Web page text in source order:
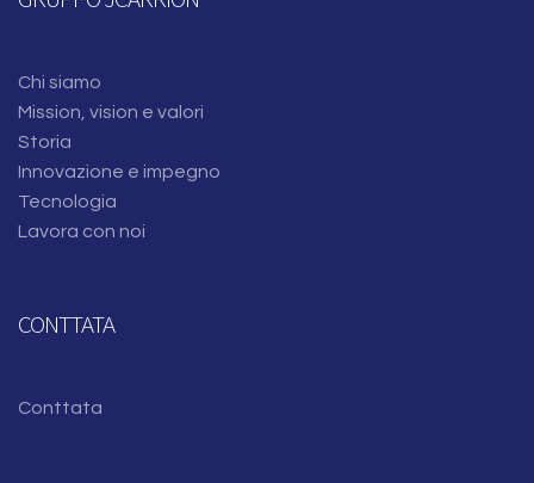
Chi siamo
Mission, vision e valori
Storia
Innovazione e impegno
Tecnologia
Lavora con noi
CONTTATA
Conttata